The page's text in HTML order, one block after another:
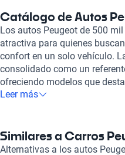
Catálogo de Autos
Los autos Peugeot de 500
atractiva para quienes
confort en un solo vehículo.
consolidado como un
ofreciendo modelos que
funcionalidad. En este rango
largos. La comodidad es una
que define a los autos
Leer más
Similares a Carros
Alternativas a los autos